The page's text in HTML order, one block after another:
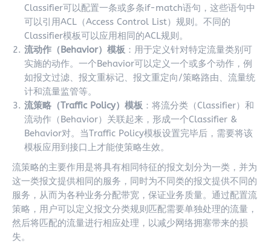
Classifier可以配置一条或多条if-match语句，这些语句中
可以引用ACL（Access Control List）规则。不同的
Classifier模板可以应用相同的ACL规则。
流动作（Behavior）模板 ：用于定义针对特定流量类别可
实施的动作。一个Behavior可以定义一个或多个动作，例
如报文过滤、报文重标记、报文重定向/策略路由、流量统
计和流量监管等。
流策略（Traffic Policy）模板 ：将流分类（Classifier）和
流动作（Behavior）关联起来，形成一个Classifier &
Behavior对。当Traffic Policy模板设置完毕后，需要将该
模板应用到接口上才能使策略生效。
流策略的主要作用是将具有相同特征的报文划分为一类，并为
这一类报文提供相同的服务，同时为不同类的报文提供不同的
服务，从而为各种业务分配带宽，保证业务质量。通过配置流
策略，用户可以定义报文分类规则匹配需要单独处理的流量，
然后将匹配的流量进行相应处理，以减少网络拥塞带来的损
失。